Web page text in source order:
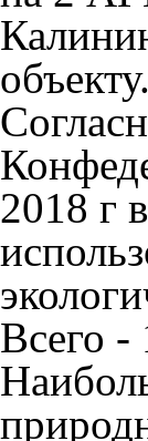
объекту.
2018 г
Всего -